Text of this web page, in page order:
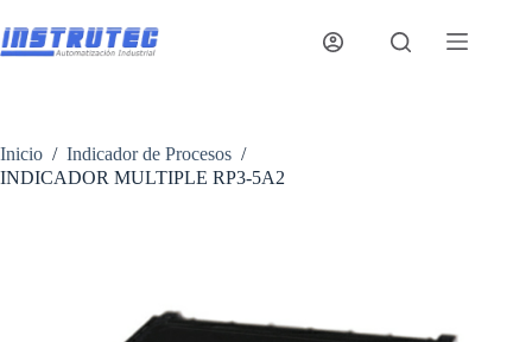
al
contenido
Inicio / Indicador de Procesos /
INDICADOR MULTIPLE RP3-5A2